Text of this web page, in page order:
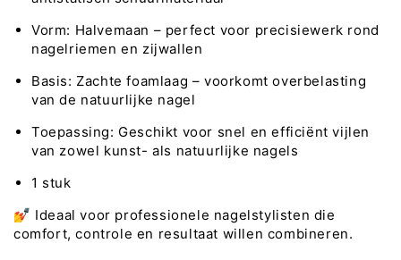
Vorm: Halvemaan – perfect voor precisiewerk rond
nagelriemen en zijwallen
Basis: Zachte foamlaag – voorkomt overbelasting
van de natuurlijke nagel
Toepassing: Geschikt voor snel en efficiënt vijlen
van zowel kunst- als natuurlijke nagels
1 stuk
💅 Ideaal voor professionele nagelstylisten die
comfort, controle en resultaat willen combineren.